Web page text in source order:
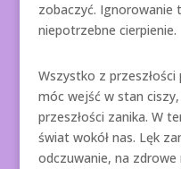
zobaczyć. Ignorowanie
niepotrzebne cierpienie.
Wszystko z
móc wejść w stan
przeszłości zanika. W
świat wokół nas. Lęk
odczuwanie, na zdrowe